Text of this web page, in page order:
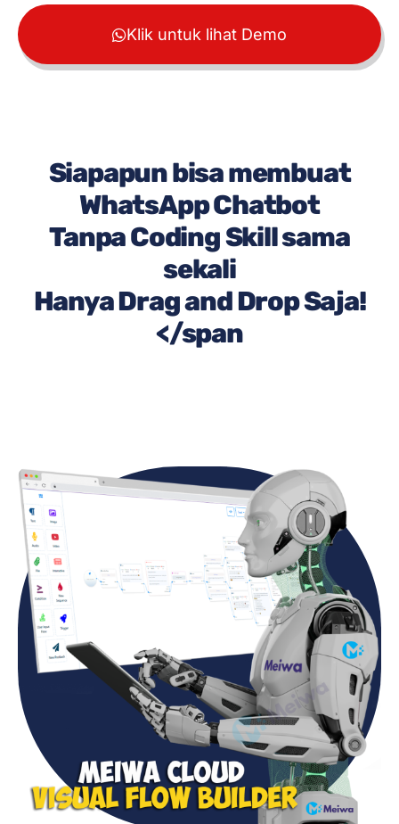
Klik untuk lihat Demo
Siapapun bisa membuat
WhatsApp Chatbot
Tanpa Coding Skill sama
sekali
Hanya Drag and Drop Saja!
</span